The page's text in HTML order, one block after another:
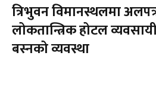
त्रिभुवन विमानस्थलमा
लोकतान्त्रिक होटल
बस्नको व्यवस्था